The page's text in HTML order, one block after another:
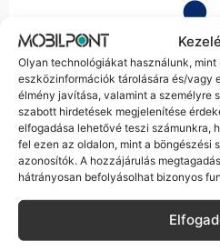
Olyan technológiákat használunk,
eszközinformációk tárolására és/vagy
élmény javítása, valamint a személyre
szabott hirdetések megjelenítése
elfogadása lehetővé teszi számunkra,
fel ezen az oldalon, mint a böngészési
azonosítók. A hozzájárulás
hátrányosan befolyásolhat bizonyos
Korrekt
Hibázni emberi dolog, de a
Ha ritkán előfordul egy hiba,
hanem megoldást. Szakértő
veszik az